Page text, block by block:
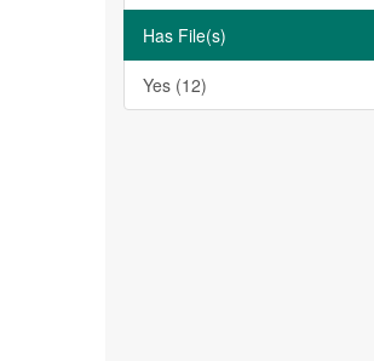
Has File(s)
Yes (12)